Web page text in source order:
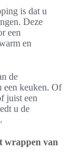
is dat u
Deze
een
en
de
een keuken. Of
juist een
u de
wrappen van